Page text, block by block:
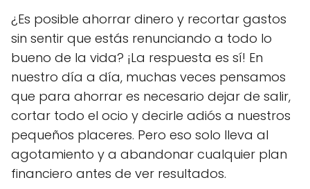
¿Es posible ahorrar dinero y recortar gastos
sin sentir que estás renunciando a todo lo
bueno de la vida? ¡La respuesta es sí! En
nuestro día a día, muchas veces pensamos
que para ahorrar es necesario dejar de salir,
cortar todo el ocio y decirle adiós a nuestros
pequeños placeres. Pero eso solo lleva al
agotamiento y a abandonar cualquier plan
financiero antes de ver resultados.